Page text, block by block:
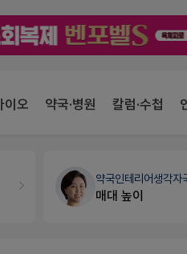
이오 약국·병원 칼럼·수첩
약국인테리어생각자
매대 높이